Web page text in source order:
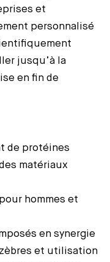
et
personnalisé
jusqu’à la
en fin de
de protéines
matériaux
hommes et
en synergie
et utilisation